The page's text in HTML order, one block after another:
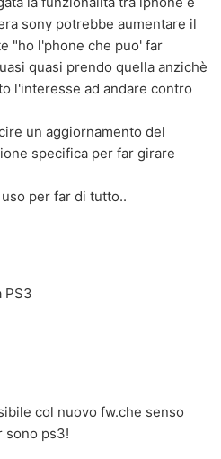
sony potrebbe aumentare il
"ho l'phone che puo' far
quasi prendo quella anzichè
l'interesse ad andare contro
un aggiornamento del
specifica per far girare
per far di tutto..
PS3
col nuovo fw.che senso
sono ps3!